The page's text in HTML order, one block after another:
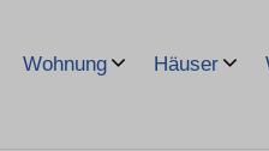
Wohnung Häuser